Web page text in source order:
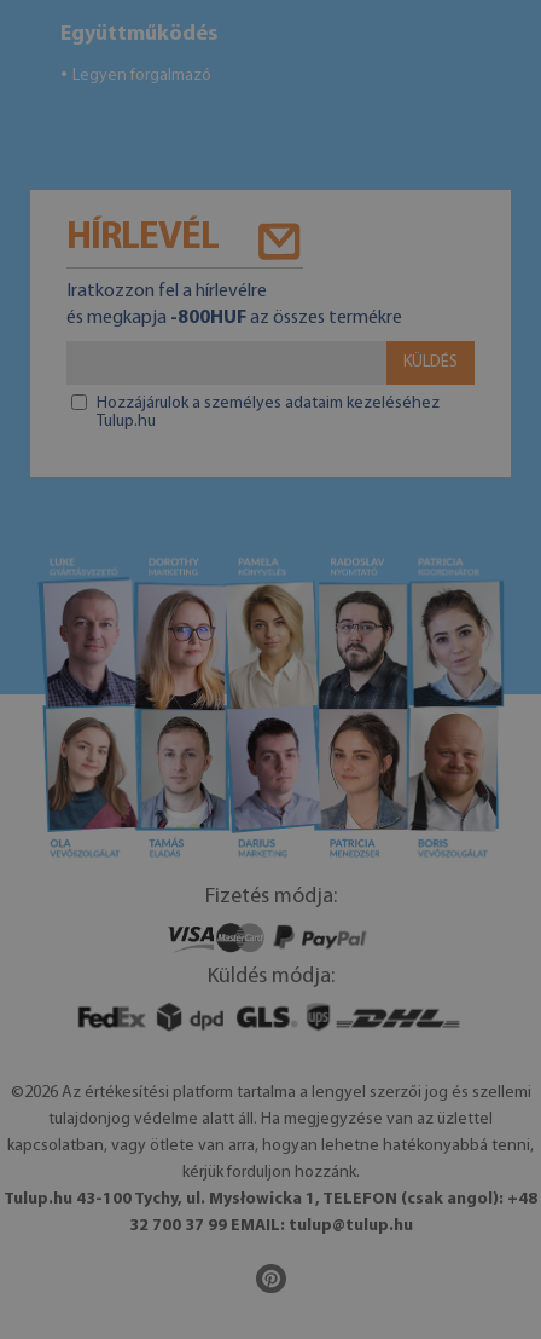
Együttműködés
● Legyen forgalmazó
HÍRLEVÉL
Iratkozzon fel a hírlevélre
és megkapja -800HUFaz összes termékre
KÜLDÉS
Hozzájárulok a személyes adataim kezeléséhez
Tulup.hu
Fizetés módja:
Küldés módja:
©2026 Az értékesítési platform tartalma a lengyel szerzői jog és szellemi
tulajdonjog védelme alatt áll. Ha megjegyzése van az üzlettel
kapcsolatban, vagy ötlete van arra, hogyan lehetne hatékonyabbá tenni,
kérjük forduljon hozzánk.
Tulup.hu 43-100 Tychy, ul. Mysłowicka 1, TELEFON (csak angol): +48
32 700 37 99 EMAIL: tulup@tulup.hu